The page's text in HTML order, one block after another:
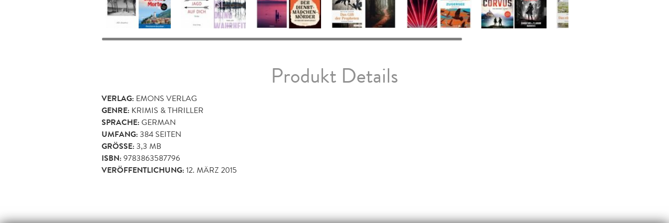
Produkt Details
VERLAG: EMONS VERLAG
GENRE: KRIMIS & THRILLER
SPRACHE:GERMAN
UMFANG:384 SEITEN
GRÖSSE: 3,3 MB
ISBN:9783863587796
VERÖFFENTLICHUNG:12. MÄRZ 2015